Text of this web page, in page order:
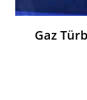
Gaz